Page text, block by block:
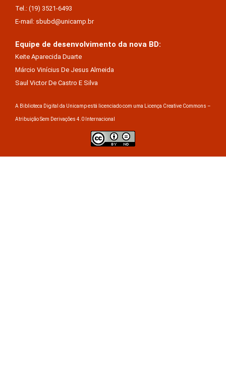
Tel.: (19) 3521-6493
E-mail: sbubd@unicamp.br
Equipe de desenvolvimento da nova BD:
Keite Aparecida Duarte
Márcio Vinícius De Jesus Almeida
Saul Victor De Castro E Silva
A Biblioteca Digital da Unicamp está licenciado com uma Licença Creative Commons –
Atribuição Sem Derivações 4.0 Internacional